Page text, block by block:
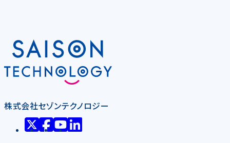
株式会社セゾンテクノロジー